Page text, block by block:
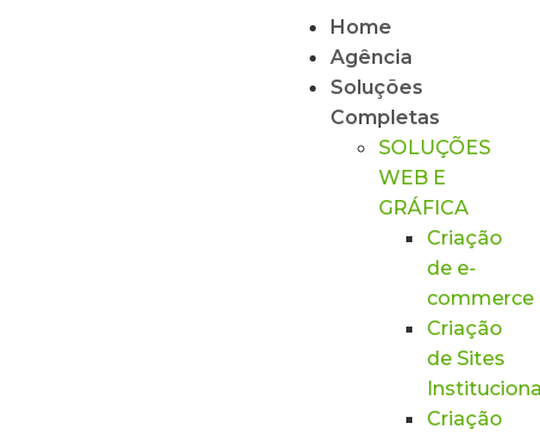
Home
Agência
Soluções
Completas
SOLUÇÕES
WEB E
GRÁFICA
Criação
de e-
commerce
Criação
de Sites
Criação